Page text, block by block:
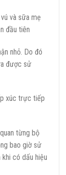
và sữa mẹ
đầu tiên
nhỏ. Do đó
được sử
xúc trực tiếp
từng bộ
bao giờ sử
có dấu hiệu